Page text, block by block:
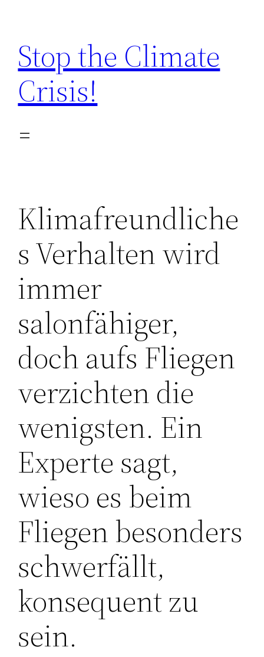
springen
Stop the Climate
Crisis!
Klimafreundliche
s Verhalten wird
immer
salonfähiger,
doch aufs Fliegen
verzichten die
wenigsten. Ein
Experte sagt,
wieso es beim
Fliegen besonders
schwerfällt,
konsequent zu
sein.